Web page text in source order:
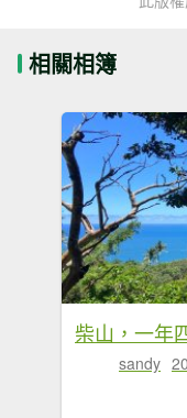
相關相簿
柴山，一年
sandy